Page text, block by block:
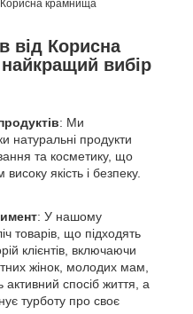
крамнища
від Корисна
вибір
: Ми
натуральні продукти
та косметику, що
високу якість і безпеку.
: У нашому
товарів, що підходять
клієнтів, включаючи
жінок, молодих мам,
активний спосіб життя, а
турботу про своє